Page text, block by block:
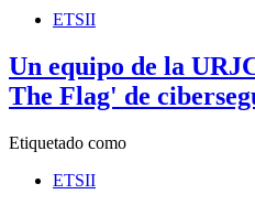
ETSII
Un equipo de la
The Flag' de
Etiquetado como
ETSII